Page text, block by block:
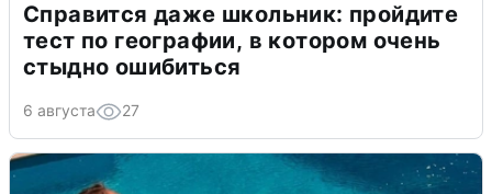
Справится даже школьник: пройдите
тест по географии, в котором очень
стыдно ошибиться
6 августа 27